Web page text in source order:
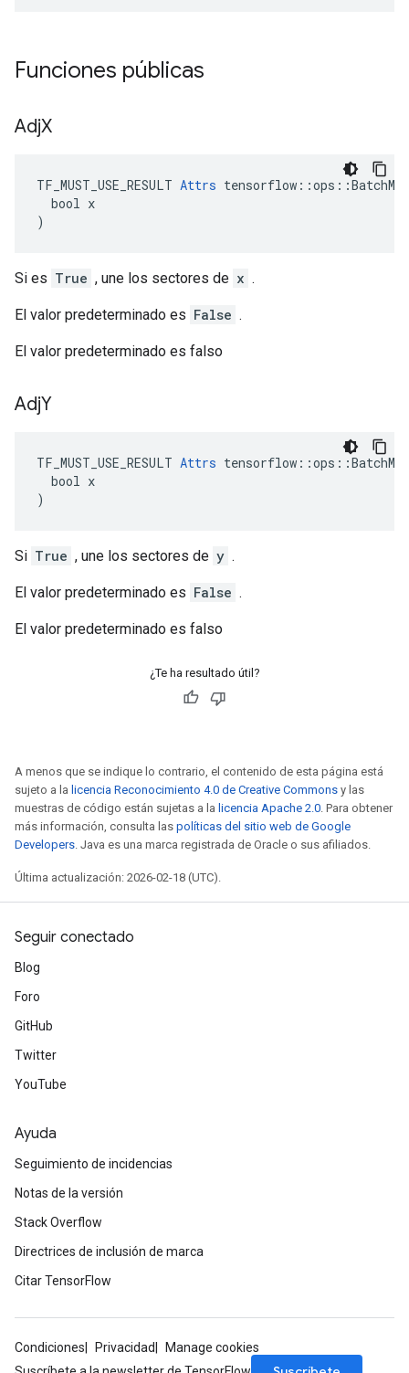
Funciones públicas
AdjX
TF_MUST_USE_RESULT Attrs
  bool x
)
Si es True , une los sectores de x .
El valor predeterminado es False .
El valor predeterminado es falso
AdjY
TF_MUST_USE_RESULT Attrs
  bool x
)
Si True , une los sectores de y .
El valor predeterminado es False .
El valor predeterminado es falso
¿Te ha resultado útil?
A menos que se indique lo contrario, el contenido de esta página está
sujeto a la licencia Reconocimiento 4.0 de Creative Commons y las
muestras de código están sujetas a la licencia Apache 2.0. Para obtener
más información, consulta las políticas del sitio web de Google
Developers. Java es una marca registrada de Oracle o sus afiliados.
Última actualización: 2026-02-18 (UTC).
Seguir conectado
Blog
Foro
GitHub
Twitter
YouTube
Ayuda
Seguimiento de incidencias
Notas de la versión
Stack Overflow
Directrices de inclusión de marca
Citar TensorFlow
Condiciones Privacidad
Manage cookies